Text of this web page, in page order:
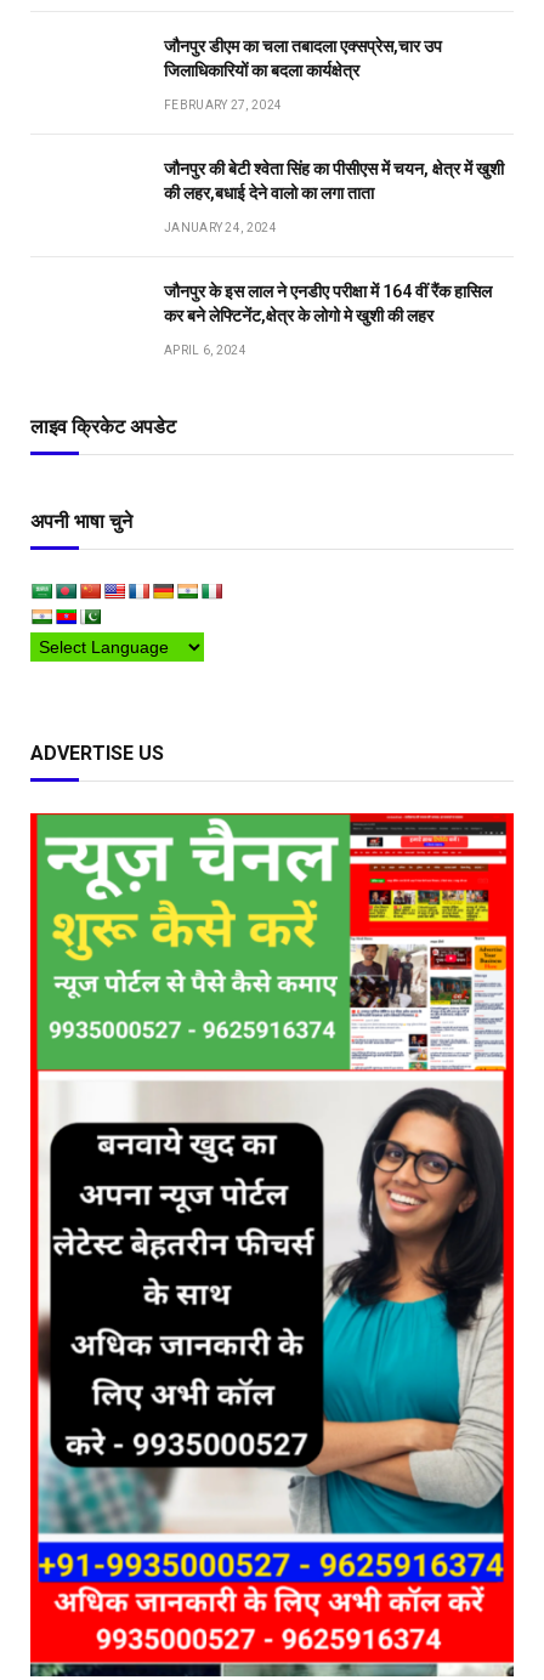
जौनपुर डीएम का चला तबादला एक्सप्रेस,चार उप
जिलाधिकारियों का बदला कार्यक्षेत्र
FEBRUARY 27, 2024
जौनपुर की बेटी श्वेता सिंह का पीसीएस में चयन, क्षेत्र में खुशी
की लहर,बधाई देने वालो का लगा ताता
JANUARY 24, 2024
जौनपुर के इस लाल ने एनडीए परीक्षा में 164 वीं रैंक हासिल
कर बने लेफ्टिनेंट,क्षेत्र के लोगो मे खुशी की लहर
APRIL 6, 2024
लाइव क्रिकेट अपडेट
अपनी भाषा चुने
ADVERTISE US